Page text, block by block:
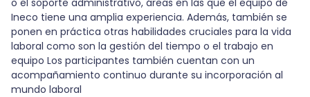
Ineco tiene una amplia experiencia. Además, también se
ponen en práctica otras habilidades cruciales para la vida
laboral como son la gestión del tiempo o el trabajo en
equipo Los participantes también cuentan con un
acompañamiento continuo durante su incorporación al
mundo laboral